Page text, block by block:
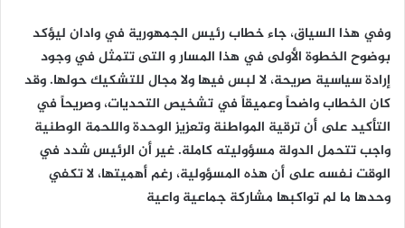
وفي هذا السياق، جاء خطاب رئيس الجمهورية في وادان ليؤكد
بوضوح الخطوة الأولى في هذا المسار و التى تتمثل في وجود
إرادة سياسية صريحة، لا لبس فيها ولا مجال للتشكيك حولها. وقد
كان الخطاب واضحاً وعميقاً في تشخيص التحديات، وصريحاً في
التأكيد على أن ترقية المواطنة وتعزيز الوحدة واللحمة الوطنية
واجب تتحمل الدولة مسؤوليته كاملة. غير أن الرئيس شدد في
الوقت نفسه على أن هذه المسؤولية، رغم أهميتها، لا تكفي
وحدها ما لم تواكبها مشاركة جماعية واعية